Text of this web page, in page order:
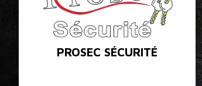
PROSEC SÉCURITÉ